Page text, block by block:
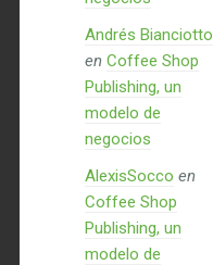
Andrés Bianciotto
en Coffee Shop
Publishing, un
modelo de
negocios
AlexisSocco en
Coffee Shop
Publishing, un
modelo de